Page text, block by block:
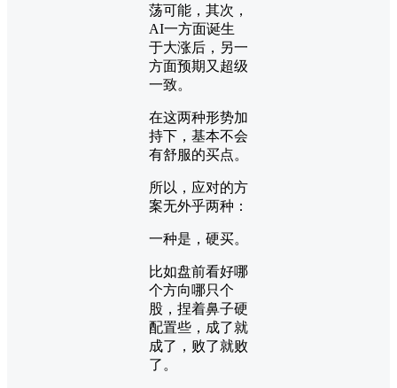
荡可能，其次，
AI一方面诞生
于大涨后，另一
方面预期又超级
一致。
在这两种形势加
持下，基本不会
有舒服的买点。
所以，应对的方
案无外乎两种：
一种是，硬买。
比如盘前看好哪
个方向哪只个
股，捏着鼻子硬
配置些，成了就
成了，败了就败
了。